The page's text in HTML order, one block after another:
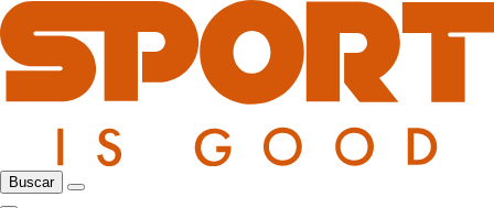
Buscar